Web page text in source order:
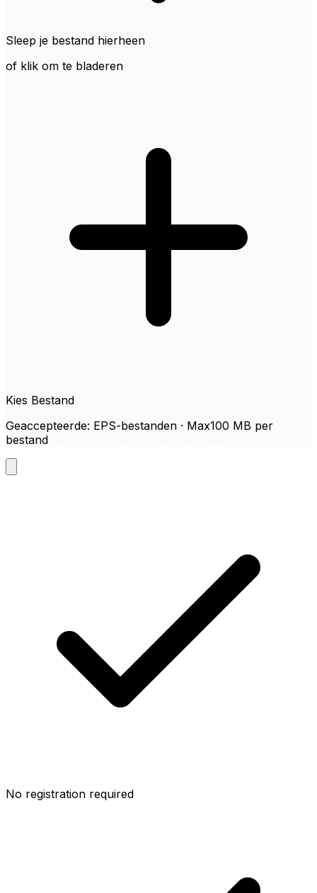
Sleep je bestand hierheen
of klik om te bladeren
Kies Bestand
Geaccepteerde: EPS-bestanden · Max100 MB per
bestand
No registration required